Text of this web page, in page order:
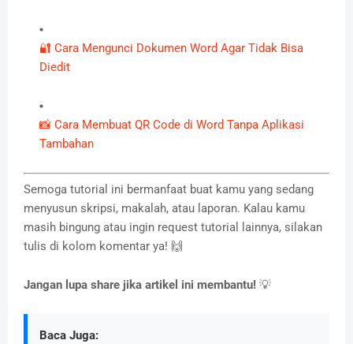
🔐 Cara Mengunci Dokumen Word Agar Tidak Bisa
Diedit
📸 Cara Membuat QR Code di Word Tanpa Aplikasi
Tambahan
Semoga tutorial ini bermanfaat buat kamu yang sedang
menyusun skripsi, makalah, atau laporan. Kalau kamu
masih bingung atau ingin request tutorial lainnya, silakan
tulis di kolom komentar ya! 🙌
Jangan lupa share jika artikel ini membantu! 💡
Baca Juga: